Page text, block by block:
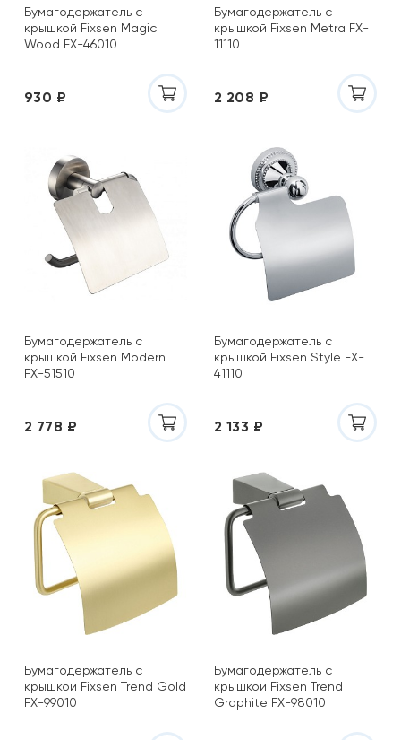
Бумагодержатель с
крышкой Fixsen Magic
Wood FX-46010
930 ₽
Бумагодержатель с
крышкой Fixsen Metra FX-
11110
2 208 ₽
Бумагодержатель с
крышкой Fixsen Modern
FX-51510
2 778 ₽
Бумагодержатель с
крышкой Fixsen Style FX-
41110
2 133 ₽
Бумагодержатель с
крышкой Fixsen Trend Gold
FX-99010
Бумагодержатель с
крышкой Fixsen Trend
Graphite FX-98010